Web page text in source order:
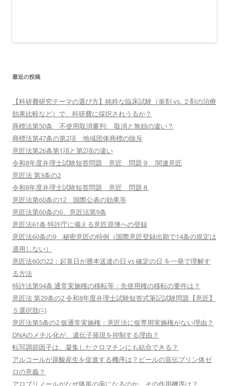
最近の投稿
【科研費研究テーマの選び方】純粋な臨床試験（単剤 vs. ２剤の治療
効果比較など）で、科研費に採択されうるか？
商標法第50条 不使用取消審判: 取消と無効の違い？
商標法第47条の第2項 地域団体商標の除斥
意匠法第26条第1項と第2項の違い
令和8年度弁理士試験短答問題 意匠 問題９ 関連意匠
意匠法 第3条の2
令和8年度弁理士試験短答問題 意匠 問題８
意匠法第60条の12 国際公表の効果等
意匠法第60条の6、意匠法第9条
意匠法61条 特許庁に備える意匠原簿への登録
意匠法60条の9 秘密意匠の特例（国際意匠登録出願で14条の規定は
適用しない）
意匠法60の22：起算日が謄本送達の日 vs 確定の日 を一発で理解す
る方法
特許法第94条 通常実施権の移転等：先使用権の移転の要件は？
意匠法 第29条の2 令和8年度弁理士試験短答式筆記試験問題【意匠】
５選択肢(ﾆ)
意匠法第5条の2 仮通常実施権：意匠法に仮専用実施権がない理由？
DNAのメチル化が、遺伝子発現を抑制する理由？
転写調節因子は、凝集したクロマチンにも結合できる？
アルコールが尿酸産生を促進する機序は？ビールの宣伝プリン体ゼ
ロの意義？
アロプリノールがなぜ痛風の薬になるのか、その作用機序は？